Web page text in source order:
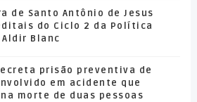
de Santo Antônio de Jesus
do Ciclo 2 da Política
Blanc
prisão preventiva de
em acidente que
morte de duas pessoas